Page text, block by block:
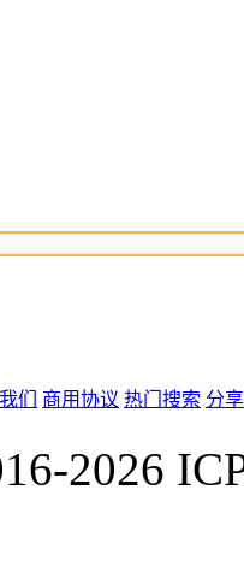
们 商用协议 热门搜索 分
2026